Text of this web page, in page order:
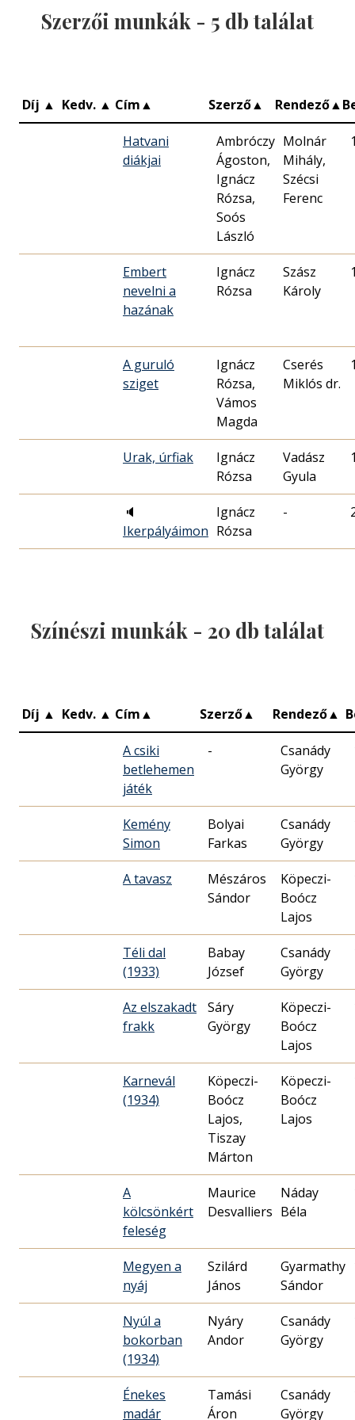
Szerzői munkák - 5 db találat
Díj ▲ Kedv. ▲ Cím▲ Szerző▲ Rendező▲
Hatvani
diákjai
Ambróczy
Ágoston,
Ignácz
Rózsa,
Soós
László
Molnár
Mihály,
Szécsi
Ferenc
Embert
nevelni a
hazának
Ignácz
Rózsa
Szász
Károly
A guruló
sziget
Ignácz
Rózsa,
Vámos
Magda
Cserés
Miklós dr.
Urak, úrfiak
Ignácz
Rózsa
Vadász
Gyula
🔈
Ikerpályáimon
Ignácz
Rózsa
-
Színészi munkák - 20 db találat
Díj ▲ Kedv. ▲ Cím▲ Szerző▲ Rendező▲
A csiki
betlehemen
játék
-
Csanády
György
Kemény
Simon
Bolyai
Farkas
Csanády
György
A tavasz
Mészáros
Sándor
Köpeczi-
Boócz
Lajos
Téli dal
(1933)
Babay
József
Csanády
György
Az elszakadt
frakk
Sáry
György
Köpeczi-
Boócz
Lajos
Karnevál
(1934)
Köpeczi-
Boócz
Lajos,
Tiszay
Márton
Köpeczi-
Boócz
Lajos
A
kölcsönkért
feleség
Maurice
Desvalliers
Náday
Béla
Megyen a
nyáj
Szilárd
János
Gyarmathy
Sándor
Nyúl a
bokorban
(1934)
Nyáry
Andor
Csanády
György
Énekes
madár
Tamási
Áron
Csanády
György